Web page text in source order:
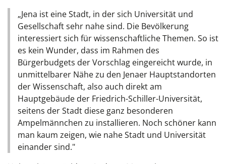
„Jena ist eine Stadt, in der sich Universität und
Gesellschaft sehr nahe sind. Die Bevölkerung
interessiert sich für wissenschaftliche Themen. So ist
es kein Wunder, dass im Rahmen des
Bürgerbudgets der Vorschlag eingereicht wurde, in
unmittelbarer Nähe zu den Jenaer Hauptstandorten
der Wissenschaft, also auch direkt am
Hauptgebäude der Friedrich-Schiller-Universität,
seitens der Stadt diese ganz besonderen
Ampelmännchen zu installieren. Noch schöner kann
man kaum zeigen, wie nahe Stadt und Universität
einander sind."